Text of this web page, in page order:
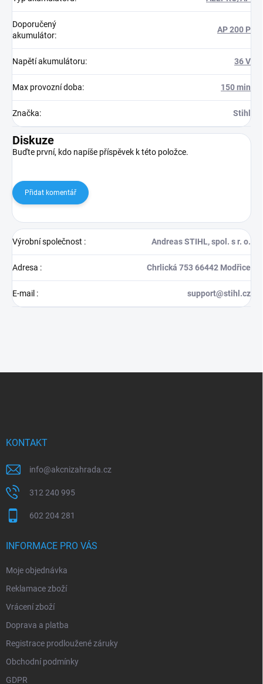
Doporučený
akumulátor:
AP 200 P
Napětí akumulátoru: 36 V
Max provozní doba: 150 min
Značka: Stihl
Diskuze
Buďte první, kdo napíše příspěvek k této položce.
Přidat komentář
Výrobní společnost : Andreas STIHL, spol. s r. o.
Adresa : Chrlická 753 66442 Modřice
E-mail : support@stihl.cz
KONTAKT
info@akcnizahrada.cz
312 240 995
602 204 281
INFORMACE PRO VÁS
Moje objednávka
Reklamace zboží
Vrácení zboží
Doprava a platba
Registrace prodloužené záruky
Obchodní podmínky
GDPR